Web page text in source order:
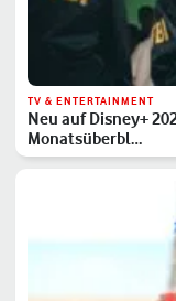
TV & ENTERTAINMENT
Neu auf Disney+
Monatsüberbl…